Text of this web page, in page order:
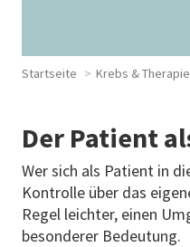
Startseite Krebs & Therapie
Der Patient
Wer sich als Patient in
Kontrolle über das
Regel leichter, einen
besonderer Bedeutung.